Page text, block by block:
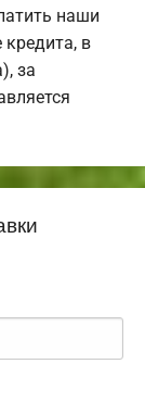
наши
кредита, в
за